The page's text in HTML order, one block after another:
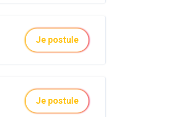
Je postule
Je postule